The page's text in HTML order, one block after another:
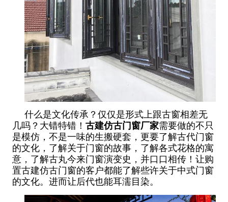
什么是文化传承？仅仅是形式上跟古窗相差无
几吗？大错特错！ 古建仿古门窗厂家需要做的不只
是模仿，不是一味的生搬硬套，更要了解古代门窗
的文化，了解关于门窗的故事，了解各式花格的寓
意，了解古丸今来门窗演变史，并口口相传！让购
置古建仿古门窗的客户都能了解些许关于中式门窗
的文化。进而让后代也能耳濡目染。